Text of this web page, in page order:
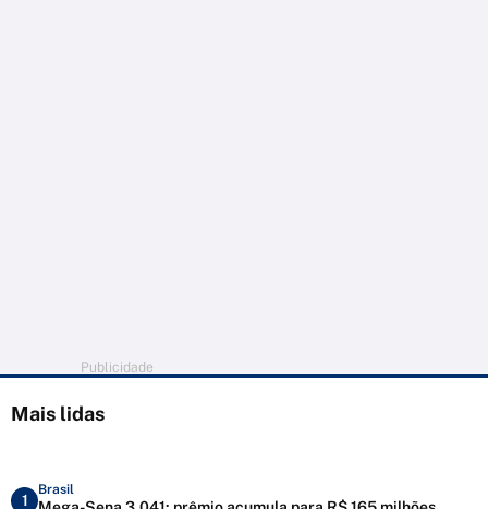
Publicidade
Mais lidas
1
Brasil